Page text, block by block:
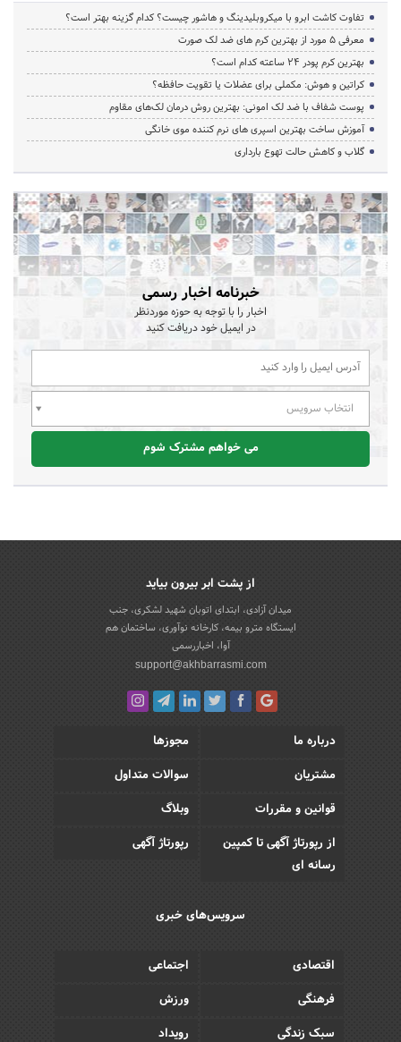
تفاوت کاشت ابرو با میکروبلیدینگ و هاشور چیست؟ کدام گزینه بهتر است؟
معرفی 5 مورد از بهترین کرم های ضد لک صورت
بهترین کرم پودر 24 ساعته کدام است؟
کراتین و هوش: مکملی برای عضلات یا تقویت حافظه؟
پوست شفاف با ضد لک امونی: بهترین روش درمان لک‌های مقاوم
آموزش ساخت بهترین اسپری های نرم‌ کننده موی خانگی
گلاب و کاهش حالت تهوع بارداری
خبرنامه اخبار رسمی
اخبار را با توجه به حوزه موردنظر
در ایمیل خود دریافت کنید
انتخاب سرویس
می خواهم مشترک شوم
از پشت ابر بیرون بیاید
میدان آزادی، ابتدای اتوبان شهید لشکری، جنب
ایستگاه مترو بیمه، کارخانه نوآوری، ساختمان هم
آوا، اخباررسمی
support@akhbarrasmi.com
درباره ما
مجوزها
مشتریان
سوالات متداول
قوانین و مقررات
وبلاگ
از رپورتاژ آگهی تا کمپین
رسانه ای
رپورتاژ آگهی
سرویس‌های خبری
اقتصادی
اجتماعی
فرهنگی
ورزش
سبک زندگی
رویداد